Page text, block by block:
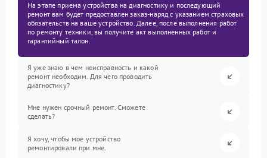
На этапе приема устройства на диагностику и последующий
ремонт вам будет предоставлен заказ-наряд с указанием страховых
обязательств на ваше устройство. Далее, после выполнения работ
по ремонту техники, вы получите акт выполненных работ и
гарантийный талон.
Я уже знаю в чем неисправность и какой
ремонт необходим. Для чего проводить
диагностику?
Мне нужен срочный ремонт. Сможете
сделать?
Я хочу, чтобы мое устройство
ремонтировали при мне.